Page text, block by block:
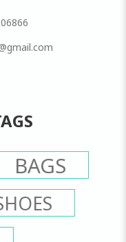
BAGS